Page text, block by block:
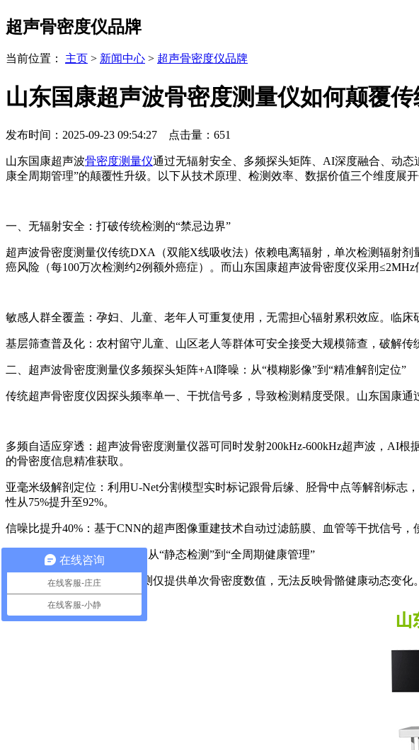
超声骨密度仪品牌
当前位置： 主页 > 新闻中心 > 超声骨密度仪品牌
山东国康超声波骨密度测量仪如何颠覆传
发布时间：2025-09-23 09:54:27 点击量： 651
山东国康超声波骨密度测量仪通过无辐射安全、多频探头矩阵、AI深度融合、动
康全周期管理”的颠覆性升级。以下从技术原理、检测效率、数据价值三个维度展开
一、无辐射安全：打破传统检测的“禁忌边界”
超声波骨密度测量仪传统DXA（双能X线吸收法）依赖电离辐射，单次检测辐射剂
癌风险（每100万次检测约2例额外癌症）。而山东国康超声波骨密度仪采用≤2MHz
敏感人群全覆盖：孕妇、儿童、老年人可重复使用，无需担心辐射累积效应。临床
基层筛查普及化：农村留守儿童、山区老人等群体可安全接受大规模筛查，破解传
二、 超声波骨密度测量仪多频探头矩阵+AI降噪：从“模糊影像”到“精准解剖定位”
传统超声骨密度仪因探头频率单一、干扰信号多，导致检测精度受限。山东国康
多频自适应穿透： 超声波骨密度测量仪器可同时发射200kHz-600kHz超声波，AI根
的骨密度信息精准获取。
亚毫米级解剖定位：利用U-Net分割模型实时标记跟骨后缘、胫骨中点等解剖标志
性从75%提升至92%。
信噪比提升40%：基于CNN的超声图像重建技术自动过滤筋膜、血管等干扰信号，
三、动态追踪+多模态融合：从“静态检测”到“全周期健康管理”
超声波骨密度测量仪 传统检测仅提供单次骨密度数值，无法反映骨骼健康动态变
在线咨询
在线客服-庄庄
在线客服-小静